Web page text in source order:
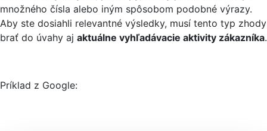
množného čísla alebo iným spôsobom podobné výrazy.
Aby ste dosiahli relevantné výsledky, musí tento typ zhody
brať do úvahy aj aktuálne vyhľadávacie aktivity zákazníka.
Príklad z Google: